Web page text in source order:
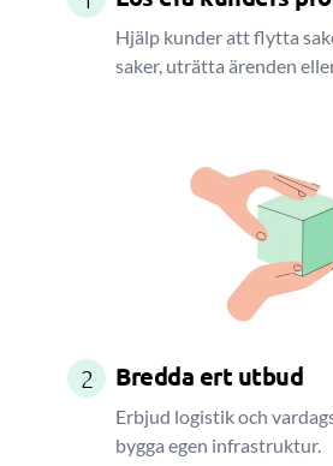
Hjälp kunder att flytta
saker, uträtta ärenden
2 Bredda ert utbud
Erbjud logistik och
bygga egen infrastruktur.